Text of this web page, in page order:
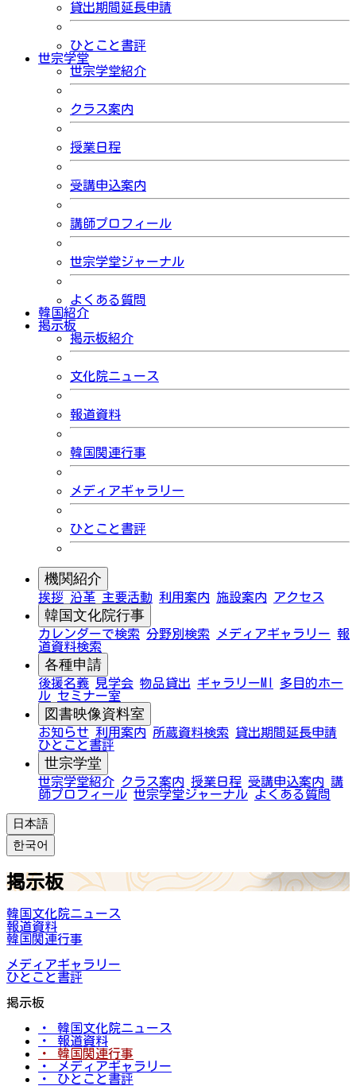
貸出期間延長申請
ひとこと書評
世宗学堂
世宗学堂紹介
クラス案内
授業日程
受講申込案内
講師プロフィール
世宗学堂ジャーナル
よくある質問
韓国紹介
掲示板
掲示板紹介
文化院ニュース
報道資料
韓国関連行事
メディアギャラリー
ひとこと書評
機関紹介
挨拶 沿革 主要活動 利用案内 施設案内 アクセス
韓国文化院行事
カレンダーで検索 分野別検索 メディアギャラリー 報
道資料検索
各種申請
後援名義 見学会 物品貸出 ギャラリーMI
多目的ホー
ル セミナー室
図書映像資料室
お知らせ 利用案内 所蔵資料検索
貸出期間延長申請
ひとこと書評
世宗学堂
世宗学堂紹介 クラス案内 授業日程 受講申込案内 講
師プロフィール 世宗学堂ジャーナル よくある質問
日本語
한국어
掲示板
韓国文化院ニュース
報道資料
韓国関連行事
メディアギャラリー
ひとこと書評
掲示板
・ 韓国文化院ニュース
・ 報道資料
・ 韓国関連行事
・ メディアギャラリー
・ ひとこと書評